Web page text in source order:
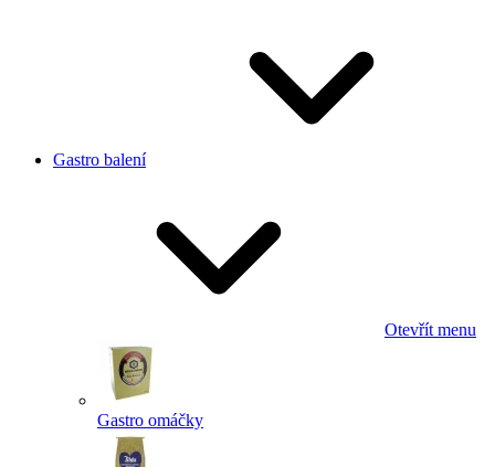
Gastro balení
Otevřít menu
Gastro omáčky